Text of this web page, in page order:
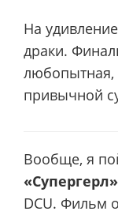
На
драки.
любопытная,
привычной
Вообще, я
«Супергерл»
DCU. Фильм